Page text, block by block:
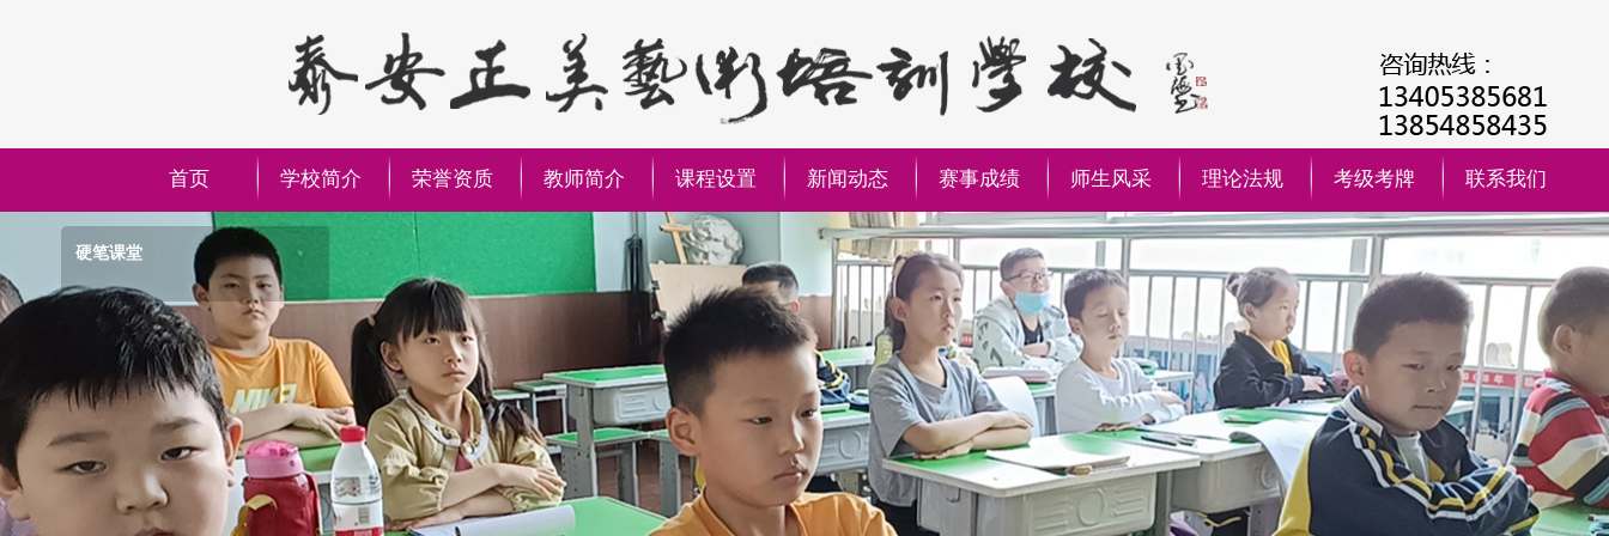
首页 学校简介 荣誉资质 教师简介 课程设置 新闻动态 赛事成绩 师生风采 理论法规 考级考牌 联系我们
学员合影